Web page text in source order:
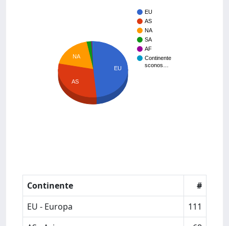
EU
AS
NA
SA
AF
Continente
sconos…
EU
NA
AS
Continente
#
EU - Europa
111